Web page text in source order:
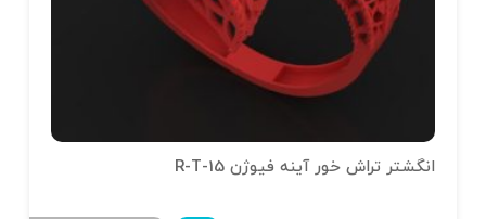
انگشتر تراش خور آینه فیوژن R-T-15